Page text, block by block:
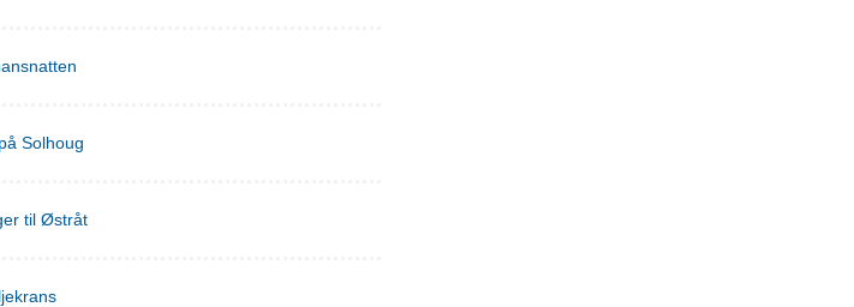
Solhoug
til Østråt